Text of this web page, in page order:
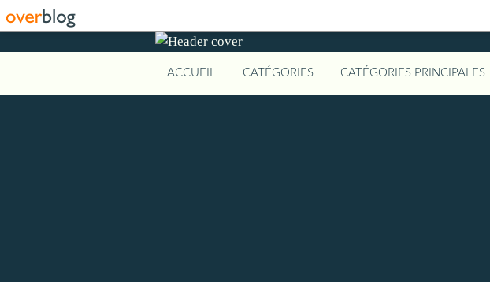
ACCUEIL CATÉGORIES CATÉGORIES PRINCIPALES